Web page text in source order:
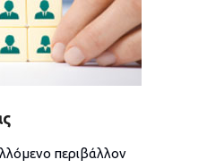
περιβάλλον